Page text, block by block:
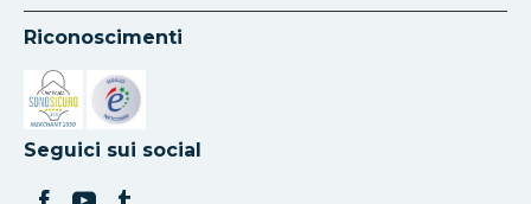
Riconoscimenti
Si apre in una nuova scheda
Si apre in una nuova scheda
Seguici sui social